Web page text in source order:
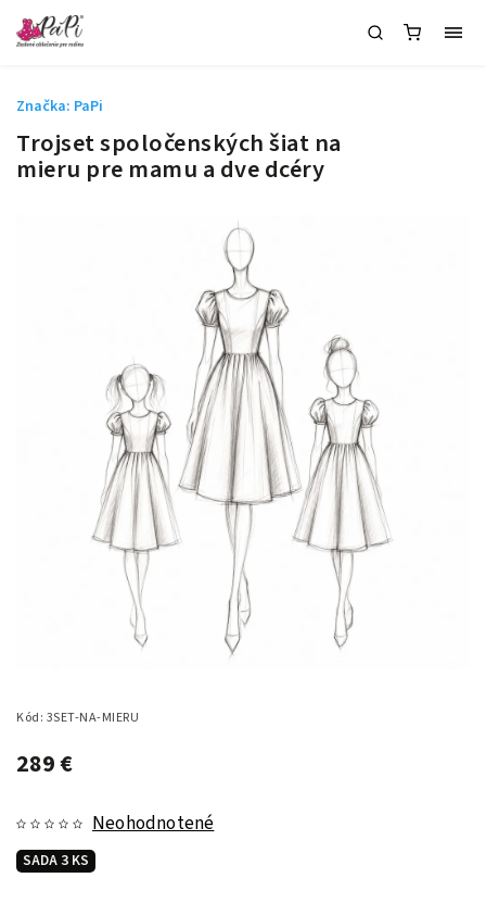
Trojset spoločenských šiat na
mieru pre mamu a dve dcéry
Kód: 3SET-NA-MIERU
289 €
SADA 3 KS
Neohodnotené
Značka: PaPi